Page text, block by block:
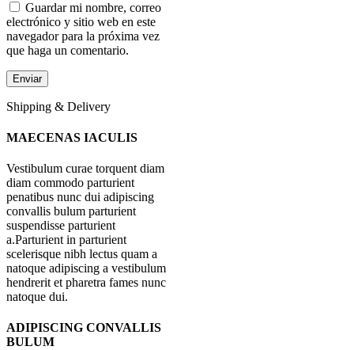
Guardar mi nombre, correo
electrónico y sitio web en este
navegador para la próxima vez
que haga un comentario.
Shipping & Delivery
MAECENAS IACULIS
Vestibulum curae torquent diam
diam commodo parturient
penatibus nunc dui adipiscing
convallis bulum parturient
suspendisse parturient
a.Parturient in parturient
scelerisque nibh lectus quam a
natoque adipiscing a vestibulum
hendrerit et pharetra fames nunc
natoque dui.
ADIPISCING CONVALLIS
BULUM